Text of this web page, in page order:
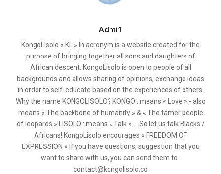
Admi1
KongoLisolo « KL » In acronym is a website created for the
purpose of bringing together all sons and daughters of
African descent. KongoLisolo is open to people of all
backgrounds and allows sharing of opinions, exchange ideas
in order to self-educate based on the experiences of others.
Why the name KONGOLISOLO? KONGO : means « Love » - also
means « The backbone of humanity » & « The tamer people
of leopards » LISOLO : means « Talk » ... So let us talk Blacks /
Africans! KongoLisolo encourages « FREEDOM OF
EXPRESSION » If you have questions, suggestion that you
want to share with us, you can send them to :
contact@kongolisolo.co